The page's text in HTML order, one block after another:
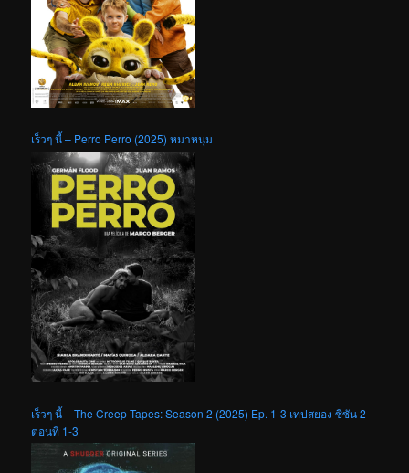
เร็วๆ นี้ – Perro Perro (2025) หมาหนุ่ม
เร็วๆ นี้ – The Creep Tapes: Season 2 (2025) Ep. 1-3 เทปสยอง ซีซัน 2
ตอนที่ 1-3